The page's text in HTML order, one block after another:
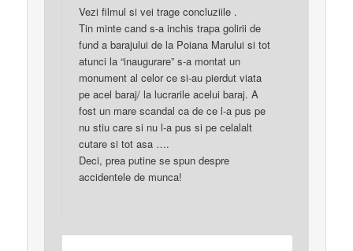
Vezi filmul si vei trage concluziile .
Tin minte cand s-a inchis trapa golirii de
fund a barajului de la Poiana Marului si tot
atunci la “inaugurare” s-a montat un
monument al celor ce si-au pierdut viata
pe acel baraj/ la lucrarile acelui baraj. A
fost un mare scandal ca de ce l-a pus pe
nu stiu care si nu l-a pus si pe celalalt
cutare si tot asa ….
Deci, prea putine se spun despre
accidentele de munca!